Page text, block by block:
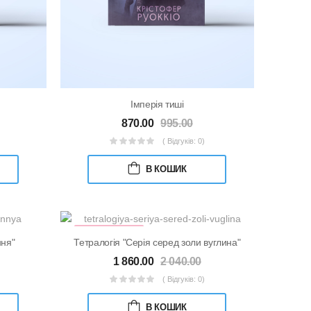
Імперія тиші
870.00 995.00
( Відгуків: 0)
В КОШИК
НАБІР
Тетралогія "Серія серед золи вуглина"
1 860.00 2 040.00
( Відгуків: 0)
В КОШИК